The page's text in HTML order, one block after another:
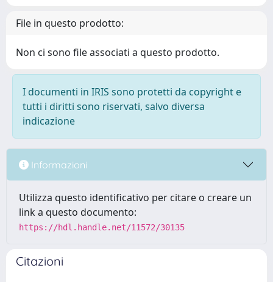
File in questo prodotto:
Non ci sono file associati a questo prodotto.
I documenti in IRIS sono protetti da copyright e
tutti i diritti sono riservati, salvo diversa
indicazione
Informazioni
Utilizza questo identificativo per citare o creare un
link a questo documento:
https://hdl.handle.net/11572/30135
Citazioni